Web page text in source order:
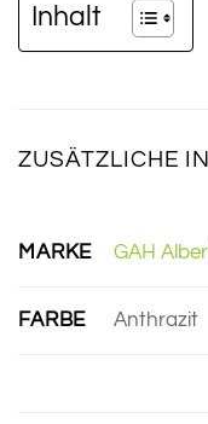
Inhalt
ZUSÄTZLICHE
MARKE GAH
FARBE Anthrazit